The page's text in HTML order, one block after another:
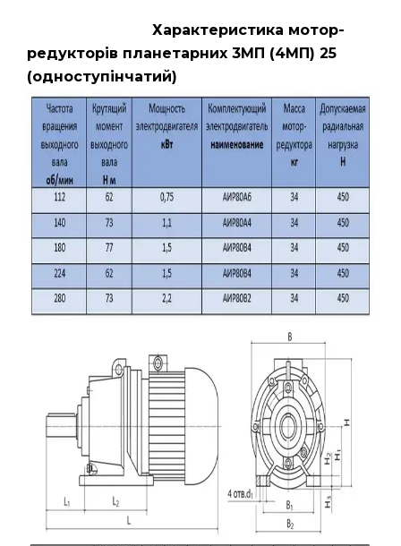
Характеристика мотор-
редукторів планетарних 3МП (4МП) 25
(одноступінчатий)